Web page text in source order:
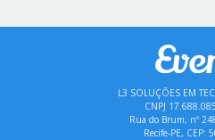
L3 SOLUÇÕES EM
CNPJ
Rua do Brum, nº
Recife-PE, CEP: